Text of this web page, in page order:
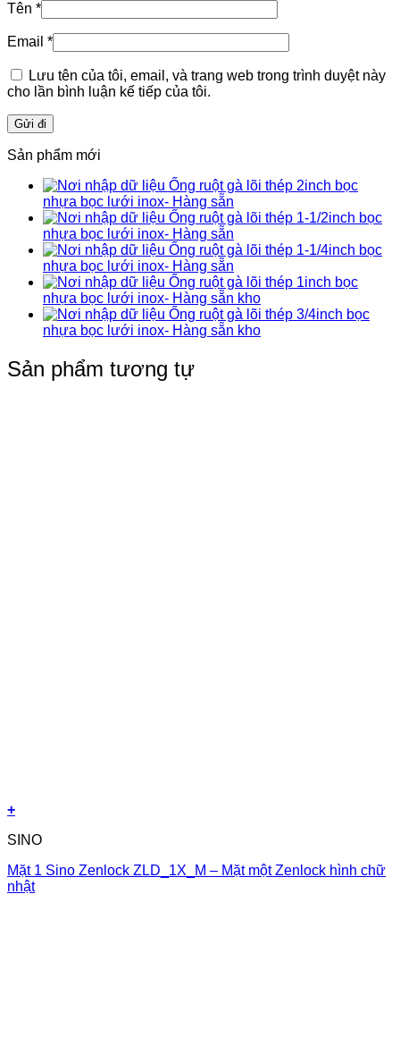
Tên *
Email *
Lưu tên của tôi, email, và trang web trong trình duyệt này
cho lần bình luận kế tiếp của tôi.
Sản phẩm mới
Ống ruột gà lõi thép 2inch bọc
nhựa bọc lưới inox- Hàng sẵn
Ống ruột gà lõi thép 1-1/2inch bọc
nhựa bọc lưới inox- Hàng sẵn
Ống ruột gà lõi thép 1-1/4inch bọc
nhựa bọc lưới inox- Hàng sẵn
Ống ruột gà lõi thép 1inch bọc
nhựa bọc lưới inox- Hàng sẵn kho
Ống ruột gà lõi thép 3/4inch bọc
nhựa bọc lưới inox- Hàng sẵn kho
Sản phẩm tương tự
+
SINO
Mặt 1 Sino Zenlock ZLD_1X_M – Mặt một Zenlock hình chữ
nhật